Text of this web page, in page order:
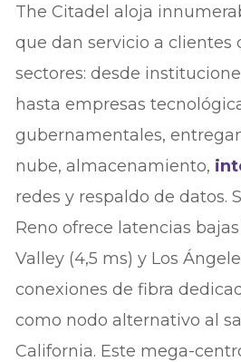
The Citadel aloja
que dan servicio a clientes
sectores: desde
hasta empresas
gubernamentales,
nube, almacenamiento,
redes y respaldo de datos.
Reno ofrece latencias
Valley (4,5 ms) y Los
conexiones de fibra
como nodo alternativo al
California. Este mega-